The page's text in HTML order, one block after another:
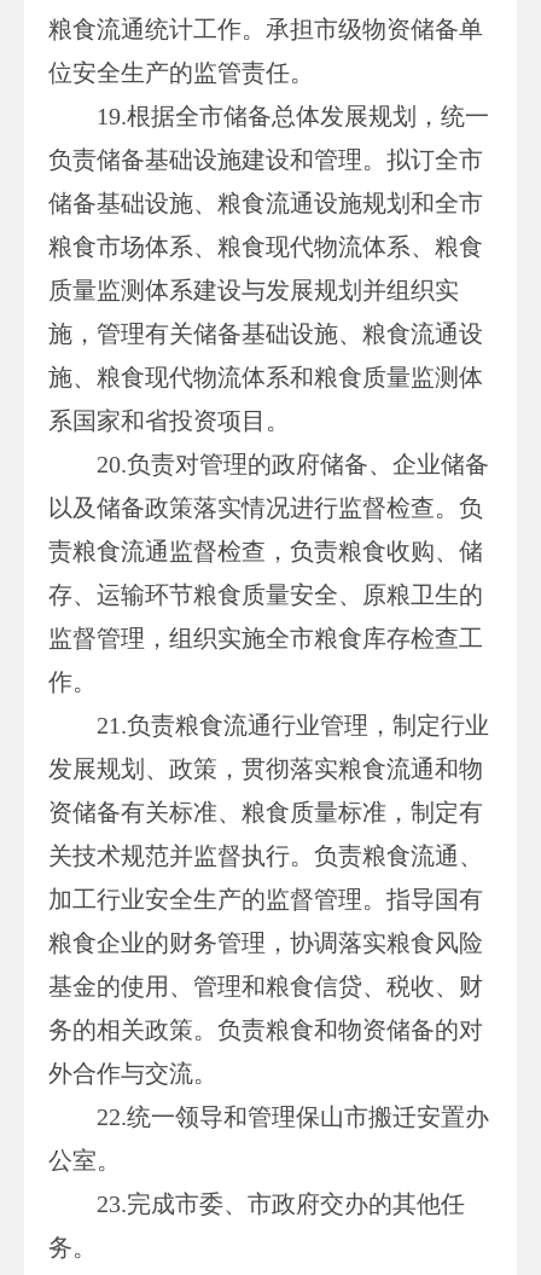
粮食流通统计工作。承担市级物资储备单
位安全生产的监管责任。
19.根据全市储备总体发展规划，统一
负责储备基础设施建设和管理。拟订全市
储备基础设施、粮食流通设施规划和全市
粮食市场体系、粮食现代物流体系、粮食
质量监测体系建设与发展规划并组织实
施，管理有关储备基础设施、粮食流通设
施、粮食现代物流体系和粮食质量监测体
系国家和省投资项目。
20.负责对管理的政府储备、企业储备
以及储备政策落实情况进行监督检查。负
责粮食流通监督检查，负责粮食收购、储
存、运输环节粮食质量安全、原粮卫生的
监督管理，组织实施全市粮食库存检查工
作。
21.负责粮食流通行业管理，制定行业
发展规划、政策，贯彻落实粮食流通和物
资储备有关标准、粮食质量标准，制定有
关技术规范并监督执行。负责粮食流通、
加工行业安全生产的监督管理。指导国有
粮食企业的财务管理，协调落实粮食风险
基金的使用、管理和粮食信贷、税收、财
务的相关政策。负责粮食和物资储备的对
外合作与交流。
22.统一领导和管理保山市搬迁安置办
公室。
23.完成市委、市政府交办的其他任
务。